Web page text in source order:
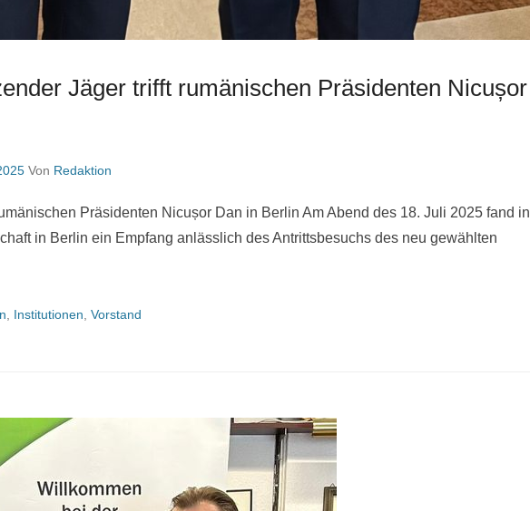
Jäger trifft rumänischen Präsidenten Nicușor
Von Redaktion
Präsidenten Nicușor Dan in Berlin Am Abend des 18. Juli 2025 fand in
in Berlin ein Empfang anlässlich des Antrittsbesuchs des neu gewählten
Institutionen Vorstand